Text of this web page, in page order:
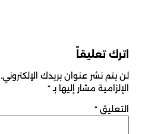
اترك تعليقاً
لن يتم نشر عنوان بريدك الإلكتروني.
الإلزامية مشار إليها بـ*
التعليق *